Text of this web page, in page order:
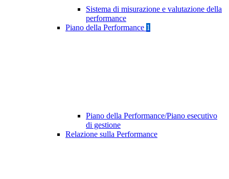
Sistema di misurazione e valutazione della
performance
Piano della Performance 1
Piano della Performance/Piano esecutivo
di gestione
Relazione sulla Performance